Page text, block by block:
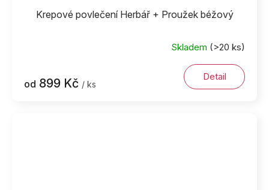
Krepové povlečení Herbář + Proužek béžový
Skladem (>20 ks)
od 899 Kč / ks
Detail